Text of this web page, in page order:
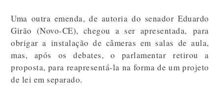
Uma outra emenda, de autoria do senador Eduardo
Girão (Novo-CE), chegou a ser apresentada, para
obrigar a instalação de câmeras em salas de aula,
mas, após os debates, o parlamentar retirou a
proposta, para reapresentá-la na forma de um projeto
de lei em separado.